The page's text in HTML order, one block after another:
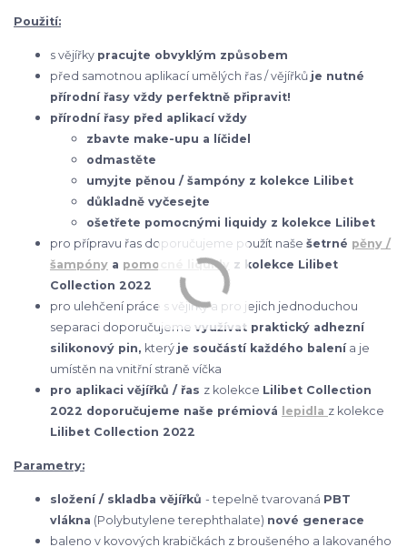
Použití:
s vějířky pracujte obvyklým způsobem
před samotnou aplikací umělých řas / vějířků je nutné
přírodní řasy vždy perfektně připravit!
přírodní řasy před aplikací vždy
zbavte make-upu a líčidel
odmastěte
umyjte pěnou / šampóny z kolekce Lilibet
důkladně vyčesejte
ošetřete pomocnými liquidy z kolekce Lilibet
pro přípravu řas doporučujeme použít naše šetrné pěny /
šampóny a pomocné liquidy z kolekce Lilibet
Collection 2022
pro ulehčení práce s vějířky a pro jejich jednoduchou
separaci doporučujeme využívat praktický adhezní
silikonový pin, který je součástí každého balenía je
umístěn na vnitřní straně víčka
pro aplikaci vějířků / řas z kolekce Lilibet Collection
2022 doporučujeme naše prémiová
lepidla z kolekce
Lilibet Collection 2022
Parametry:
složení / skladba vějířků - tepelně tvarovaná PBT
vlákna (Polybutylene terephthalate) nové generace
baleno v kovových krabičkách z broušeného a lakovaného